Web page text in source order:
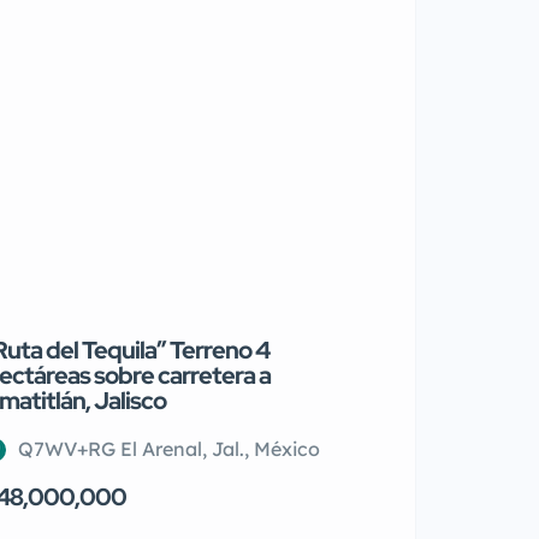
del Tequila” Terreno 4
sobre carretera a
Jalisco
Q7WV+RG El Arenal, Jal., México